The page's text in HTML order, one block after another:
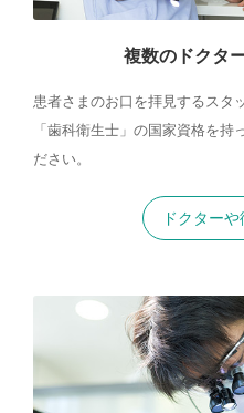
複数のドクタ
患者さまのお口を拝見するスタ
「歯科衛生士」の国家資格を持
ださい。
ドクター